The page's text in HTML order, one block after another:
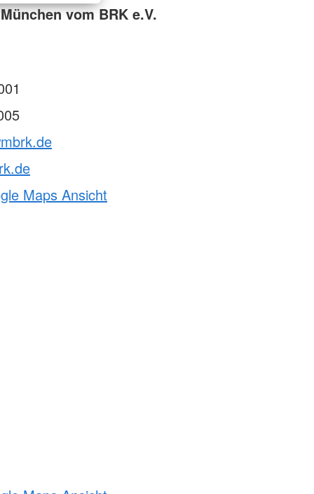
vom BRK e.V.
Maps Ansicht